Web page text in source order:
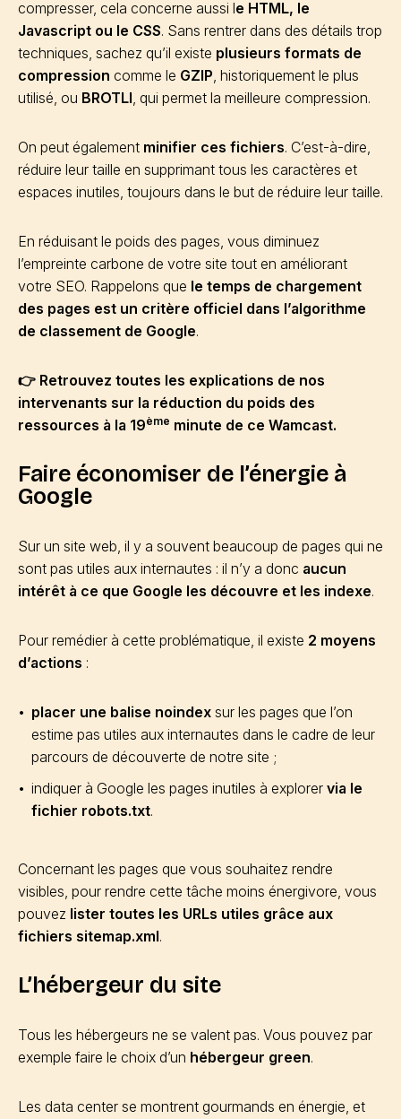
compresser, cela concerne aussi le HTML, le
Javascript ou le CSS. Sans rentrer dans des détails trop
techniques, sachez qu’il existe plusieurs formats de
compression comme le GZIP, historiquement le plus
utilisé, ou BROTLI, qui permet la meilleure compression.
On peut également minifier ces fichiers. C’est-à-dire,
réduire leur taille en supprimant tous les caractères et
espaces inutiles, toujours dans le but de réduire leur taille.
En réduisant le poids des pages, vous diminuez
l’empreinte carbone de votre site tout en améliorant
votre SEO. Rappelons que le temps de chargement
des pages est un critère officiel dans l’algorithme
de classement de Google.
👉 Retrouvez toutes les explications de nos
intervenants sur la réduction du poids des
ressources à la 19ème minute de ce Wamcast.
Faire économiser de l’énergie à
Google
Sur un site web, il y a souvent beaucoup de pages qui ne
sont pas utiles aux internautes : il n’y a donc aucun
intérêt à ce que Google les découvre et les indexe.
Pour remédier à cette problématique, il existe 2 moyens
d’actions :
placer une balise noindex sur les pages que l’on
estime pas utiles aux internautes dans le cadre de leur
parcours de découverte de notre site ;
indiquer à Google les pages inutiles à explorer via le
fichier robots.txt.
Concernant les pages que vous souhaitez rendre
visibles, pour rendre cette tâche moins énergivore, vous
pouvez lister toutes les URLs utiles grâce aux
fichiers sitemap.xml.
L’hébergeur du site
Tous les hébergeurs ne se valent pas. Vous pouvez par
exemple faire le choix d’un hébergeur green.
Les data center se montrent gourmands en énergie, et